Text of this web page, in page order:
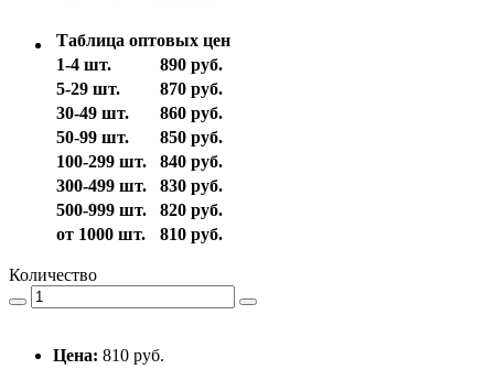
Таблица оптовых цен
1-4 шт.
890 руб.
5-29 шт.
870 руб.
30-49 шт.
860 руб.
50-99 шт.
850 руб.
100-299 шт.
840 руб.
300-499 шт.
830 руб.
500-999 шт.
820 руб.
от 1000 шт.
810 руб.
Количество
Цена: 810 руб.